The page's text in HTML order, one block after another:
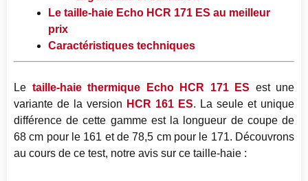
Le taille-haie Echo HCR 171 ES au meilleur
prix
Caractéristiques techniques
Le taille-haie thermique Echo HCR 171 ES est une
variante de la version HCR 161 ES. La seule et unique
différence de cette gamme est la longueur de coupe de
68 cm pour le 161 et de 78,5 cm pour le 171. Découvrons
au cours de ce test, notre avis sur ce taille-haie :